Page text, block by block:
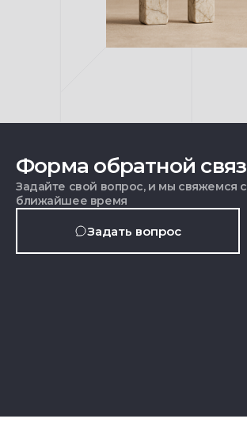
Форма обратной
Задайте свой вопрос, и мы свяжемся
ближайшее время
Задать вопрос